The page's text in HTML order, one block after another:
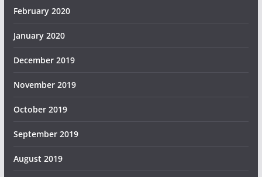
February 2020
January 2020
December 2019
November 2019
October 2019
September 2019
August 2019